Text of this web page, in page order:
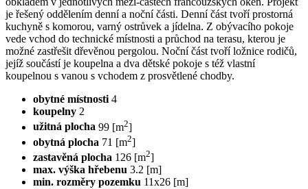
je řešený oddělením denní a noční části. Denní část tvoří prostorná
kuchyně s komorou, varný ostrůvek a jídelna. Z obývacího pokoje
vede vchod do technické místnosti a průchod na terasu, kterou je
možné zastřešit dřevěnou pergolou. Noční část tvoří ložnice rodičů,
jejíž součástí je koupelna a dva dětské pokoje s též vlastní
koupelnou s vanou s vchodem z prosvětlené chodby.
obytné místnosti 4
koupelny 2
užitná plocha 99 [m2]
obytná plocha 71 [m2]
zastavěná plocha 126 [m2]
max. výška hřebenu 3.2 [m]
min. rozměry pozemku 11x26 [m]